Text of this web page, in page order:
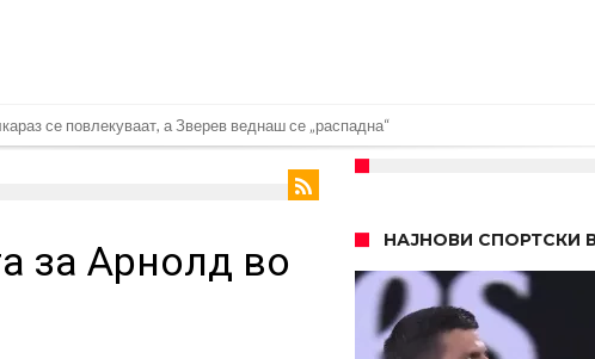
лигата!
на Меси
на Атлетико?!
информации, добивала пари од УЕФА
за Арнолд во
НАЈНОВИ СПОРТСКИ